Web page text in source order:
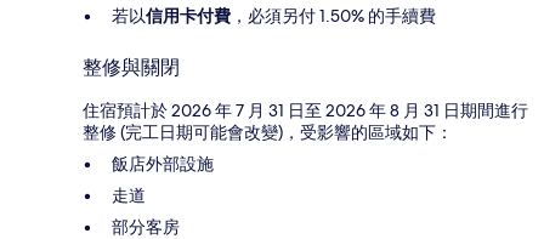
若以信用卡付費 ，必須另付 1.50% 的手續費
整修與關閉
住宿預計於 2026 年 7 月 31 日至 2026 年 8 月 31 日期間進行
整修 (完工日期可能會改變)，受影響的區域如下：
飯店外部設施
走道
部分客房